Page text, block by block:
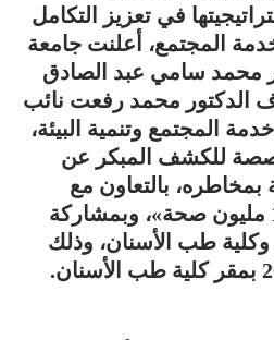
في تعزيز التكامل
المجتمع، أعلنت جامعة
محمد سامي عبد الصادق
الدكتور محمد رفعت نائب
المجتمع وتنمية البيئة،
للكشف المبكر عن
بالتعاون مع
المبادرة الرئاسية «100 مليون صحة»، وبمشاركة
وكلية طب الأسنان، وذلك